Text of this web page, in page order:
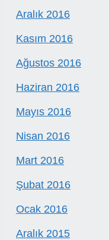
Aralık 2016
Kasım 2016
Ağustos 2016
Haziran 2016
Mayıs 2016
Nisan 2016
Mart 2016
Şubat 2016
Ocak 2016
Aralık 2015